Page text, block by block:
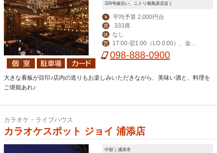
329号線沿い、ニトリ南風原店近く
￥ 平均予算 2,000円台
席 333席
休 なし
営
17:00-翌1:00（LO 0:00）、金土
祝前17:00-翌2:00（LO 翌1:00）
098-888-0900
大きな看板が目印♪店内の造りもお楽しみいただきながら、美味い酒と、料理を
ご堪能あれ♪
カラオケ・ライブハウス
カラオケスポット ジョイ 浦添店
中部｜浦添市